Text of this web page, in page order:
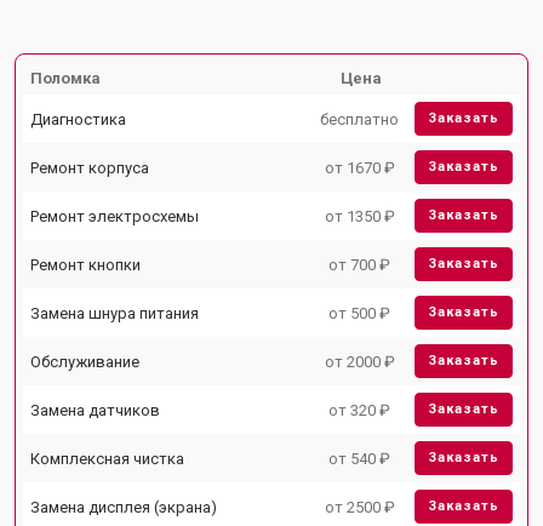
Поломка Цена
Диагностика бесплатно Заказать
Ремонт корпуса от 1670 ₽ Заказать
Ремонт электросхемы от 1350 ₽ Заказать
Ремонт кнопки от 700 ₽ Заказать
Замена шнура питания от 500 ₽ Заказать
Обслуживание от 2000 ₽ Заказать
Замена датчиков от 320 ₽ Заказать
Комплексная чистка от 540 ₽ Заказать
Замена дисплея (экрана) от 2500 ₽ Заказать